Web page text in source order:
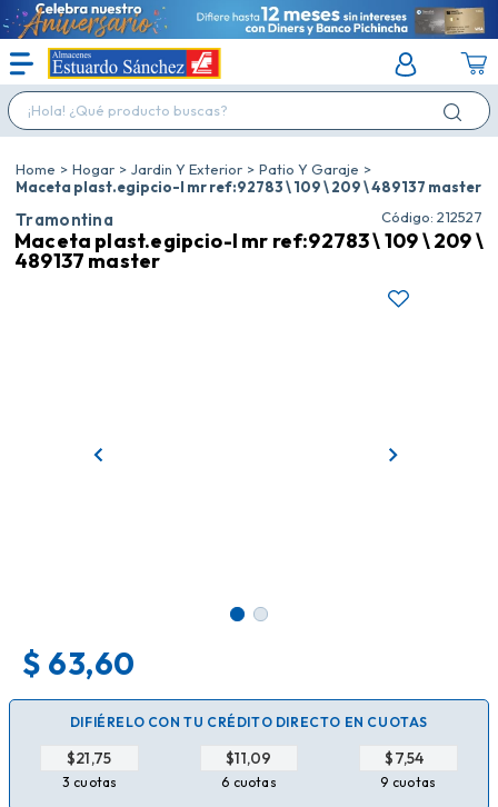
¡Hola! ¿Qué producto buscas?
Hogar Jardin Y Exterior
Patio Y Garaje
Maceta plast.egipcio-l mr ref:92783 \ 109 \ 209 \ 489137 master
Tramontina : 212527
Maceta plast.egipcio-l mr ref:92783 \ 109 \ 209 \
489137 master
$ 63,60
DIFIÉRELO CON TU CRÉDITO DIRECTO EN CUOTAS
$
3 cuotas
$
6 cuotas
$
9 cuotas